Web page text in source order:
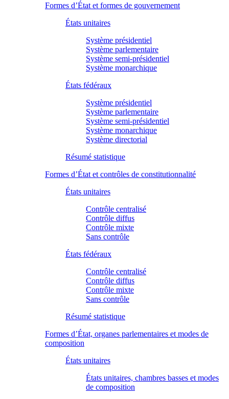
Formes d’État et formes de gouvernement
États unitaires
Système présidentiel
Système parlementaire
Système semi-présidentiel
Système monarchique
États fédéraux
Système présidentiel
Système parlementaire
Système semi-présidentiel
Système monarchique
Système directorial
Résumé statistique
Formes d’État et contrôles de constitutionnalité
États unitaires
Contrôle centralisé
Contrôle diffus
Contrôle mixte
Sans contrôle
États fédéraux
Contrôle centralisé
Contrôle diffus
Contrôle mixte
Sans contrôle
Résumé statistique
Formes d’État, organes parlementaires et modes de
composition
États unitaires
États unitaires, chambres basses et modes
de composition